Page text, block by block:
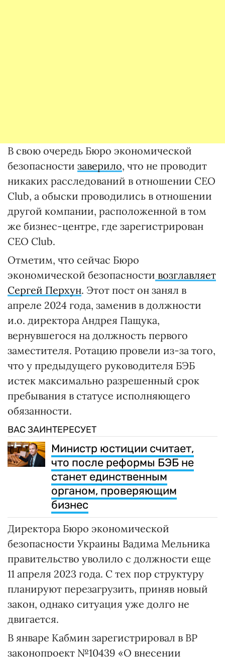
В свою очередь Бюро экономической
безопасности заверило, что не проводит
никаких расследований в отношении CEO
Club, а обыски проводились в отношении
другой компании, расположенной в том
же бизнес-центре, где зарегистрирован
CEO Club.
Отметим, что сейчас Бюро
экономической безопасности возглавляет
Сергей Перхун. Этот пост он занял в
апреле 2024 года, заменив в должности
и.о. директора Андрея Пащука,
вернувшегося на должность первого
заместителя. Ротацию провели из-за того,
что у предыдущего руководителя БЭБ
истек максимально разрешенный срок
пребывания в статусе исполняющего
обязанности.
ВАС ЗАИНТЕРЕСУЕТ
Министр юстиции считает,
что после реформы БЭБ не
станет единственным
органом, проверяющим
бизнес
Директора Бюро экономической
безопасности Украины Вадима Мельника
правительство уволило с должности еще
11 апреля 2023 года. С тех пор структуру
планируют перезагрузить, приняв новый
закон, однако ситуация уже долго не
двигается.
В январе Кабмин зарегистрировал в ВР
законопроект №10439 «О внесении